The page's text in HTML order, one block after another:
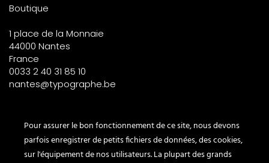
Boutique
1 place de la Monnaie
44000 Nantes
France
0033 2 40 31 85 10
nantes@typographe.be
PARIS – France
Corner
Pour assurer le bon fonctionnement de ce site, nous devons
parfois enregistrer de petits fichiers de données, des cookies,
sur l'équipement de nos utilisateurs. La plupart des grands